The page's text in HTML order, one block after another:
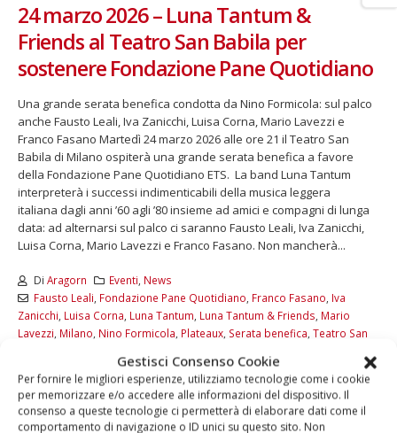
Gestisci Consenso Cookie
Per fornire le migliori esperienze, utilizziamo tecnologie come i cookie
per memorizzare e/o accedere alle informazioni del dispositivo. Il
consenso a queste tecnologie ci permetterà di elaborare dati come il
comportamento di navigazione o ID unici su questo sito. Non
24 marzo 2026 – Luna Tantum &
Friends al Teatro San Babila per
sostenere Fondazione Pane Quotidiano
Una grande serata benefica condotta da Nino Formicola: sul palco
anche Fausto Leali, Iva Zanicchi, Luisa Corna, Mario Lavezzi e
Franco Fasano Martedì 24 marzo 2026 alle ore 21 il Teatro San
Babila di Milano ospiterà una grande serata benefica a favore
della Fondazione Pane Quotidiano ETS. La band Luna Tantum
interpreterà i successi indimenticabili della musica leggera
italiana dagli anni ’60 agli ’80 insieme ad amici e compagni di lunga
data: ad alternarsi sul palco ci saranno Fausto Leali, Iva Zanicchi,
Luisa Corna, Mario Lavezzi e Franco Fasano. Non mancherà...
Di Aragorn Eventi News
Fausto Leali Fondazione Pane Quotidiano Franco Fasano Iva
Zanicchi Luisa Corna Luna Tantum Luna Tantum & Friends Mario
Lavezzi Milano Nino Formicola Plateaux Serata benefica Teatro San
LEGGI DI PIÙ...